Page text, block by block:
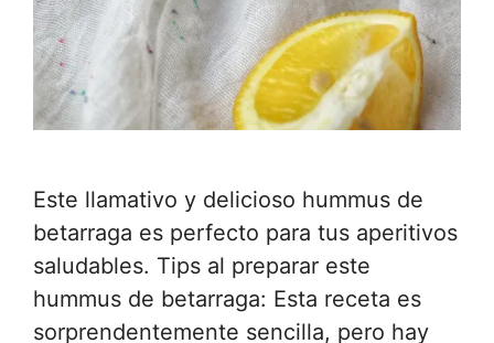
Este llamativo y delicioso hummus de
betarraga es perfecto para tus aperitivos
saludables. Tips al preparar este
hummus de betarraga: Esta receta es
sorprendentemente sencilla, pero hay